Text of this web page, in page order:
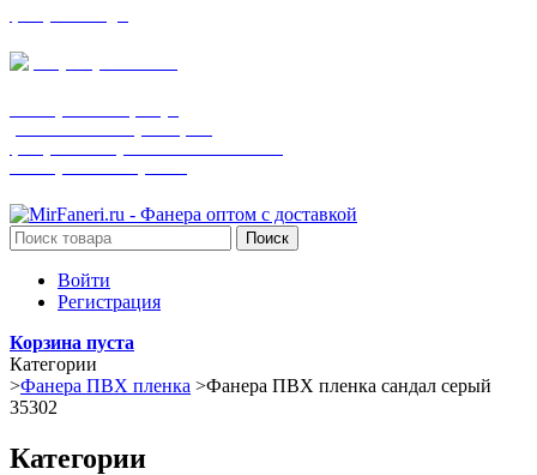
Поиск
Войти
Регистрация
Корзина пуста
Категории
>Фанера ПВХ пленка >Фанера ПВХ пленка сандал серый
35302
Категории